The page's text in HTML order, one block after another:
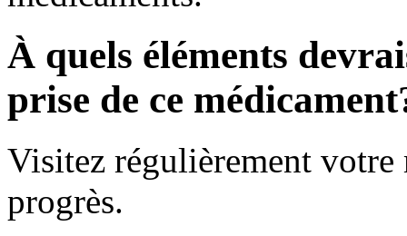
À quels éléments
prise de ce
Visitez régulièrement
progrès.